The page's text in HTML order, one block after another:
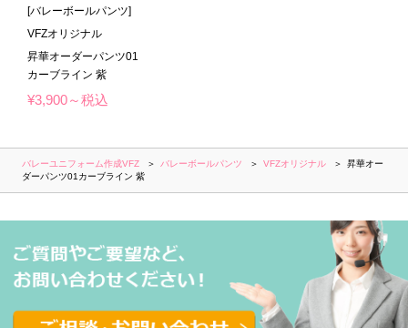
[バレーボールパンツ]
VFZオリジナル
昇華オーダーパンツ01
カーブライン 紫
¥3,900～税込
バレーユニフォーム作成VFZ バレーボールパンツ VFZオリジナル
昇華オー
ダーパンツ01カーブライン 紫